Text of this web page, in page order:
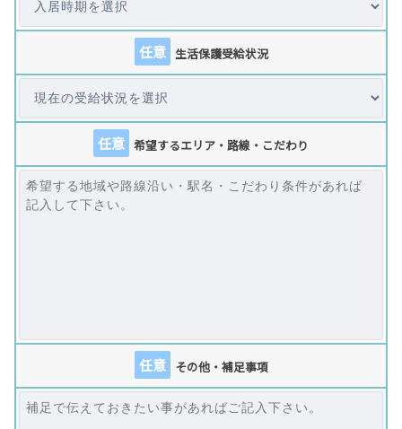
任意 生活保護受給状況
任意 希望するエリア・路線・こだわり
任意 その他・補足事項